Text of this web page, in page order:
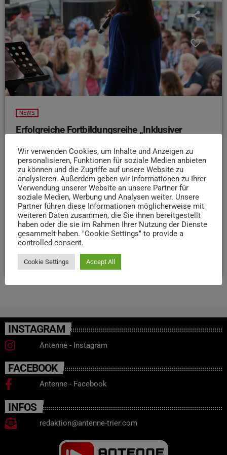
NEWS
Erfolgreiche Fortbildungsreihe „Inklusiver
Das Projekt „FairWeg“ der Lokalen Agenda 21 Trier hat in
Zusammenarbeit mit der Aktion Mensch die
Fortbildungsreihe „Inklusiver Veranstalten“ ins Leben
gerufen. In vier Fortbildungen wurden Themen wie Hören,
Sehen, Bewegen und Kommunikation behandelt. Im
Rahmen des Projekts wurde außerdem das Handbuch
„Inklusiver Veranstalten“ entwickelt. Es enthält nützliche
Informationen sowie Anlaufstellen für Hilfsmittel.
today 31. JANUAR 2025 9
INSTAGRAM
Antenne - Instagram
FACEBOOK
Antenne - Facebook
INFOS
redaktion@antenne-trier.com
Wir verwenden Cookies, um Inhalte und Anzeigen zu
personalisieren, Funktionen für soziale Medien anbieten
zu können und die Zugriffe auf unsere Website zu
analysieren. Außerdem geben wir Informationen zu Ihrer
Verwendung unserer Website an unsere Partner für
soziale Medien, Werbung und Analysen weiter. Unsere
Partner führen diese Informationen möglicherweise mit
weiteren Daten zusammen, die Sie ihnen bereitgestellt
haben oder die sie im Rahmen Ihrer Nutzung der Dienste
gesammelt haben. "Cookie Settings" to provide a
controlled consent.
Cookie Settings Accept All